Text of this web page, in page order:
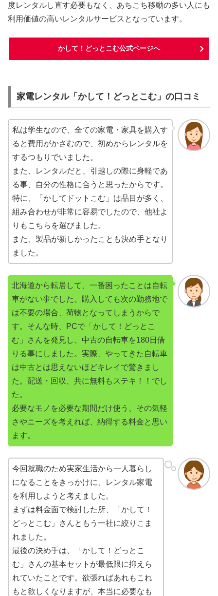
度レンタルし直す必要もなく、あちこち移動の多い人にも
利用価値の高いレンタルサービスとなっています。
かして！どっとこむ公式ページへ
家電レンタル「かして！どっとこむ」の口コミ
私は学生なので、全ての家電・家具を購入す
ると費用がかさむので、初めからレンタルを
するつもりでいました。
また、レンタルだと、引越しの際に身軽であ
る事、自分の性格に合うと思ったからです。
特に、「かしてドットこむ」は品目が多く、
組み合わせが非常に容易でしたので、他社よ
りもこちらを選びました。
また、製品が新しかったことも決め手となり
ました。
北海道から転居して、一番困ったことは自転
車がない事でした。購入しても次の勤務地で
は不要の場合、荷物となってしまうからで
す。そんな時、PCで「かして！どっとこ
む」さんを発見し、中古の自転車を180日借
りる事にしました。実際、やってきた自転車
は中古とは思えないほどキレイで驚きまし
た。配送・回収、共に無料もステキ！！でし
た。
必要なモノを必要な期間だけ使う、その気軽
さやニーズを考えれば、納得する料金と思い
ます。
今回就職のため実家生活から一人暮らし
になることをきっかけに、レンタル家電
を利用しようと考えました。
まずは料金面で検討した所、「かして！
どっとこむ」さんともう一社に絞りこま
れました。
最後の決め手は、「かして！どっとこ
む」さんの基本セットが最低限に抑えら
れていたことです。欲張ればあれもこれ
もと欲しくなりますが、本当に必要なも